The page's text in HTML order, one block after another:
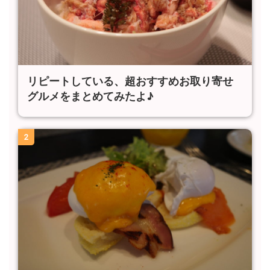
リピートしている、超おすすめお取り寄せ
グルメをまとめてみたよ♪
2